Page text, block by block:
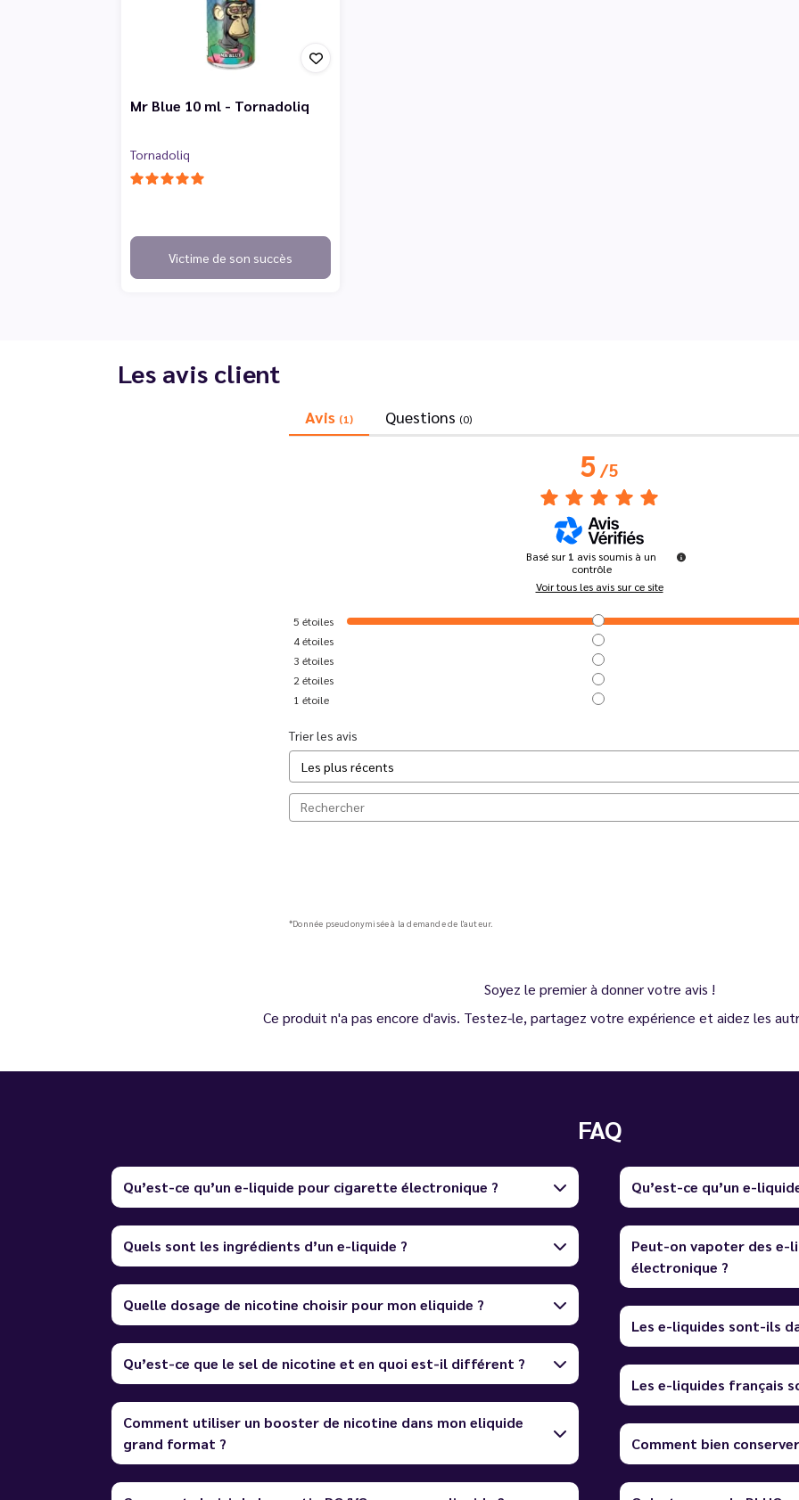
Mr Blue 10 ml - Tornadoliq
Tornadoliq
Victime de son succès
Les avis client
Avis (1) Questions (0)
5/5
Basé sur1 avis soumis à un
contrôle
Voir tous les avis sur ce site
5 étoiles
4étoiles
3 étoiles
2 étoiles
1 étoile
Trier les avis
*Donnée pseudonymisée à la demande de l'auteur.
Soyez le premier à donner votre avis !
Ce produit n'a pas encore d'avis. Testez-le, partagez votre expérience et aidez les
FAQ
Qu’est-ce qu’un e-liquide pour cigarette électronique ?
Quels sont les ingrédients d’un e-liquide ?
Quelle dosage de nicotine choisir pour mon eliquide ?
Qu’est-ce que le sel de nicotine et en quoi est-il différent ?
Comment utiliser un booster de nicotine dans mon eliquide
grand format ?
Qu’est-ce qu’un e-
Peut-on vapoter des e-
électronique ?
Les e-liquides sont-ils
Les e-liquides français
Comment bien